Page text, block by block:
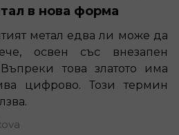
в нова форма
метал едва ли може да
освен със внезапен
това златото има
цифрово. Този термин